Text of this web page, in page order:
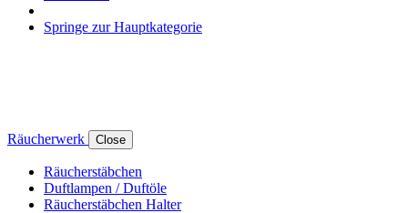
Springe zur Hauptkategorie
Räucherwerk Close
Räucherstäbchen
Duftlampen / Duftöle
Räucherstäbchen Halter